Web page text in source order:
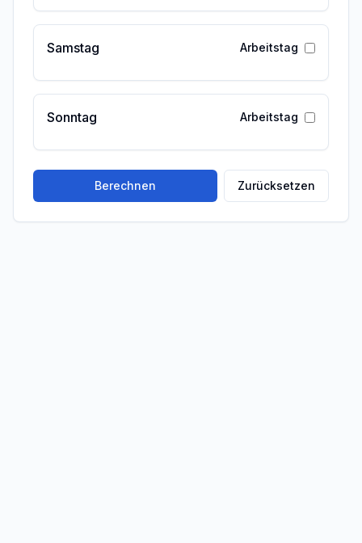
Samstag Arbeitstag
Sonntag Arbeitstag
Berechnen Zurücksetzen